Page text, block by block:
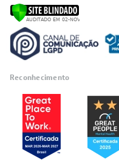
Reconhecimento